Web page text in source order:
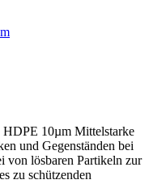
10µm Mittelstarke
und Gegenständen bei
von lösbaren Partikeln zur
zu schützenden